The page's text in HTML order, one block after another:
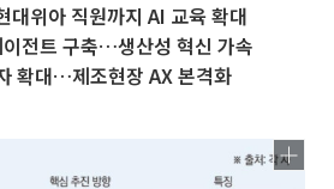
대위아 직원까지 AI 교육 확대
전트 구축…생산성 혁신 가속
확대…제조현장 AX 본격화